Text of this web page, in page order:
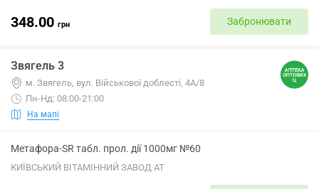
348.00 грн Забронювати
Звягель 3
м. Звягель, вул. Військової доблесті, 4А/8
Пн-Нд: 08:00-21:00
На мапі
Метафора-SR табл. прол. дії 1000мг №60
КИЇВСЬКИЙ ВІТАМІННИЙ ЗАВОД АТ